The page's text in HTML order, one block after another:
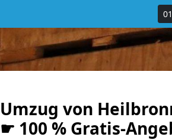
Umzug von
☛ 100 % Gratis-